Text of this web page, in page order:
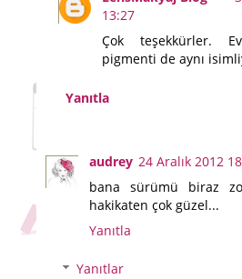
13:27
Çok teşekkürler.
pigmenti de aynı
Yanıtla
audrey 24 Aralık 2012
bana sürümü biraz
hakikaten çok güzel...
Yanıtla
Yanıtlar